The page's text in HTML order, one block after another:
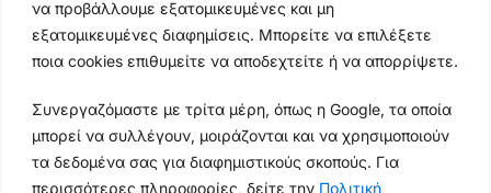
να προβάλλουμε εξατομικευμένες και μη
εξατομικευμένες διαφημίσεις. Μπορείτε να επιλέξετε
ποια cookies επιθυμείτε να αποδεχτείτε ή να απορρίψετε.
Συνεργαζόμαστε με τρίτα μέρη, όπως η Google, τα οποία
μπορεί να συλλέγουν, μοιράζονται και να χρησιμοποιούν
τα δεδομένα σας για διαφημιστικούς σκοπούς. Για
περισσότερες πληροφορίες, δείτε την Πολιτική
210 4929089
Κεντρικό τηλέφωνο
Δευ - Σάβ: 10:00 - 21:00